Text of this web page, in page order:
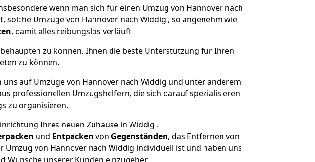
wenn man sich für einen Umzug von Hannover nach
Umzüge von Hannover nach Widdig , so angenehm wie
, damit alles reibungslos verläuft
zu können, Ihnen die beste Unterstützung für Ihren
zu können.
auf Umzüge von Hannover nach Widdig und unter anderem
professionellen Umzugshelfern, die sich darauf spezialisieren,
zu organisieren.
Ihres neuen Zuhause in Widdig .
und Entpacken von Gegenständen, das Entfernen von
von Hannover nach Widdig individuell ist und haben uns
Wünsche unserer Kunden einzugehen.